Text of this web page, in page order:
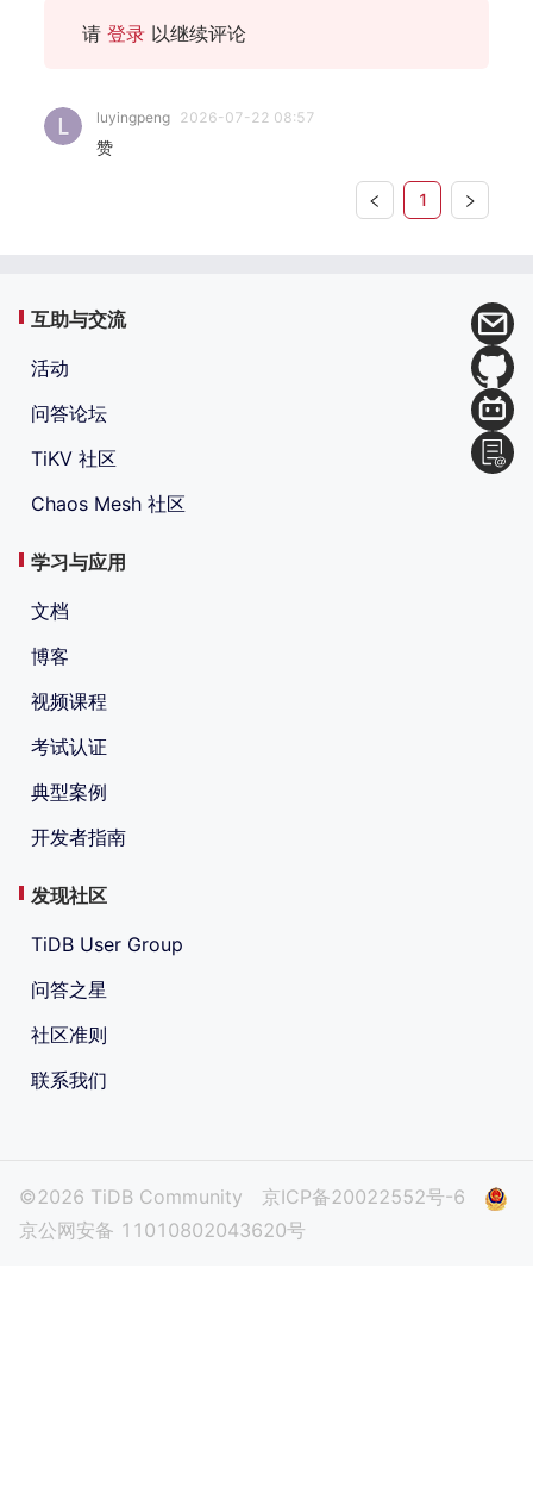
请 登录 以继续评论
luyingpeng 2026-07-22 08:57
赞
1
互助与交流
活动
问答论坛
TiKV 社区
Chaos Mesh 社区
学习与应用
文档
博客
视频课程
考试认证
典型案例
开发者指南
发现社区
TiDB User Group
问答之星
社区准则
联系我们
©2026 TiDB Community
京ICP备20022552号-6
京公网安备 11010802043620号